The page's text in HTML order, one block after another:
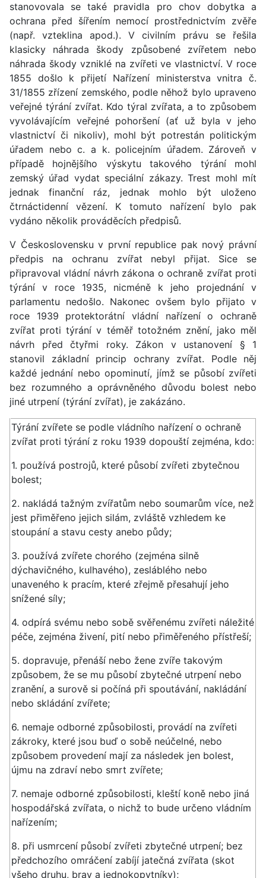
stanovovala se také pravidla pro chov dobytka a
ochrana před šířením nemocí prostřednictvím zvěře
(např. vzteklina apod.). V civilním právu se řešila
klasicky náhrada škody způsobené zvířetem nebo
náhrada škody vzniklé na zvířeti ve vlastnictví. V roce
1855 došlo k přijetí Nařízení ministerstva vnitra č.
31/1855 zřízení zemského, podle něhož bylo upraveno
veřejné týrání zvířat. Kdo týral zvířata, a to způsobem
vyvolávajícím veřejné pohoršení (ať už byla v jeho
vlastnictví či nikoliv), mohl být potrestán politickým
úřadem nebo c. a k. policejním úřadem. Zároveň v
případě hojnějšího výskytu takového týrání mohl
zemský úřad vydat speciální zákazy. Trest mohl mít
jednak finanční ráz, jednak mohlo být uloženo
čtrnáctidenní vězení. K tomuto nařízení bylo pak
vydáno několik prováděcích předpisů.
V Československu v první republice pak nový právní
předpis na ochranu zvířat nebyl přijat. Sice se
připravoval vládní návrh zákona o ochraně zvířat proti
týrání v roce 1935, nicméně k jeho projednání v
parlamentu nedošlo. Nakonec ovšem bylo přijato v
roce 1939 protektorátní vládní nařízení o ochraně
zvířat proti týrání v téměř totožném znění, jako měl
návrh před čtyřmi roky. Zákon v ustanovení § 1
stanovil základní princip ochrany zvířat. Podle něj
každé jednání nebo opominutí, jímž se působí zvířeti
bez rozumného a oprávněného důvodu bolest nebo
jiné utrpení (týrání zvířat), je zakázáno.
Týrání zvířete se podle vládního nařízení o ochraně
zvířat proti týrání z roku 1939 dopouští zejména, kdo:
1. používá postrojů, které působí zvířeti zbytečnou
bolest;
2. nakládá tažným zvířatům nebo soumarům více, než
jest přiměřeno jejich silám, zvláště vzhledem ke
stoupání a stavu cesty anebo půdy;
3. používá zvířete chorého (zejména silně
dýchavičného, kulhavého), zesláblého nebo
unaveného k pracím, které zřejmě přesahují jeho
snížené síly;
4. odpírá svému nebo sobě svěřenému zvířeti náležité
péče, zejména živení, pití nebo přiměřeného přístřeší;
5. dopravuje, přenáší nebo žene zvíře takovým
způsobem, že se mu působí zbytečné utrpení nebo
zranění, a surově si počíná při spoutávání, nakládání
nebo skládání zvířete;
6. nemaje odborné způsobilosti, provádí na zvířeti
zákroky, které jsou buď o sobě neúčelné, nebo
způsobem provedení mají za následek jen bolest,
újmu na zdraví nebo smrt zvířete;
7. nemaje odborné způsobilosti, kleští koně nebo jiná
hospodářská zvířata, o nichž to bude určeno vládním
nařízením;
8. při usmrcení působí zvířeti zbytečné utrpení; bez
předchozího omráčení zabíjí jatečná zvířata (skot
všeho druhu, brav a jednokopytníky);